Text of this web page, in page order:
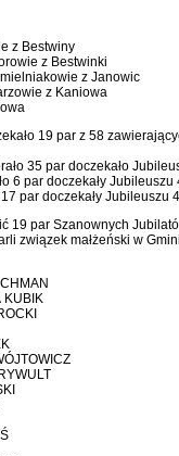
z Bestwiny
z Bestwinki
z Janowic
z Kaniowa
19 par z 58
35 par doczekało
6 par doczekały Jubileuszu
par doczekały Jubileuszu 4
19 par Szanownych
związek małżeński w
KUBIK